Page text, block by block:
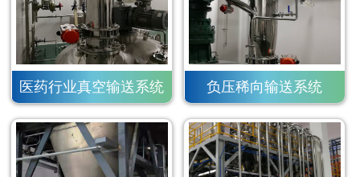
医药行业真空输送系统 负压稀向输送系统